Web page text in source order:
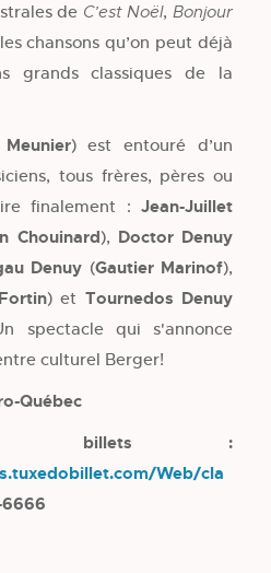
de C’est Noël, Bonjour
chansons qu’on peut déjà
grands classiques de la
) est entouré d’un
tous frères, pères ou
finalement : Jean-Juillet
Chouinard), Doctor Denuy
Denuy (Gautier Marinof),
) et Tournedos Denuy
spectacle qui s'annonce
culturel Berger!
Québec
billets :
Web/cla
6666